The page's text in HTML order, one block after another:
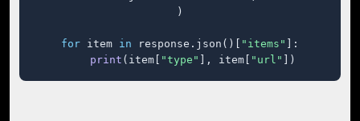
)
for item in response.json()[ "items"
]:
print (item[ "type" ], item[ "url" ])